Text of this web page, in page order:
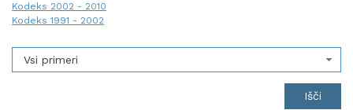
Kodeks 2002 - 2010
Kodeks 1991 - 2002
Vsi primeri